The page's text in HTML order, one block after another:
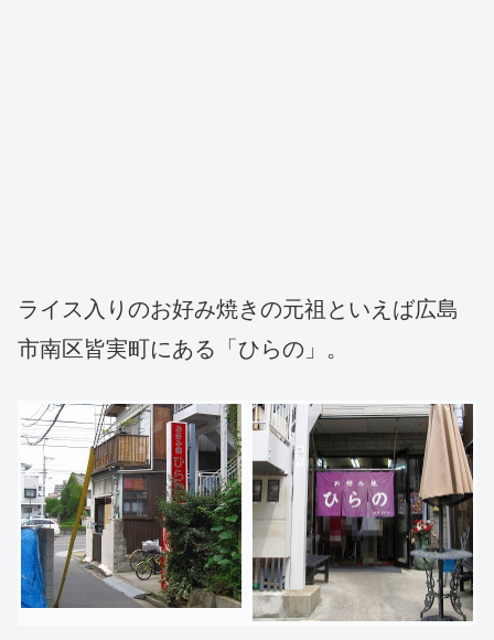
ライス入りのお好み焼きの元祖といえば広島
市南区皆実町にある「ひらの」。